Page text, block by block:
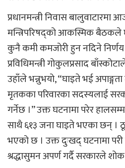
प्रधानमन्त्री निवास
मन्त्रिपरिषद्को आकस्मिक बैठकले
कुनै कमी कमजोरी हुन नदिने
प्रविधिमन्त्री गोकुलप्रसाद
उहाँले भन्नुभयो, “घाइते भई
मृतकका परिवारका सदस्यलाई
गर्नेछ ।” उक्त घटनामा परेर
साथै ६१३ जना घाइते भएका छन् ।
भएको छ । उक्त दुःखद् घटनामा
श्रद्धासुमन अपर्ण गर्दै सरकारले